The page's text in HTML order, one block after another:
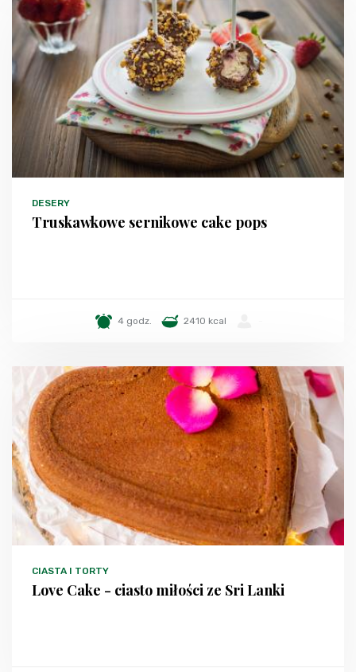
DESERY
Truskawkowe sernikowe cake pops
4 godz. 2410 kcal
CIASTA I TORTY
Love Cake - ciasto miłości ze Sri Lanki